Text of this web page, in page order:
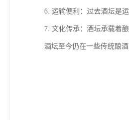
6. 运输便利：过去酒坛是
7. 文化传承：酒坛承载着
酒坛至今仍在一些传统酿